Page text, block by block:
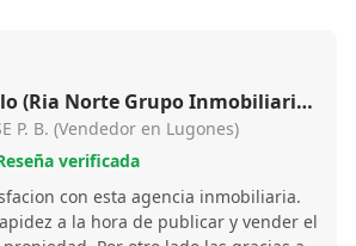
(Ria Norte Grupo Inmobiliario
P. B. (Vendedor en Lugones)
verificada
con esta agencia inmobiliaria.
a la hora de publicar y vender el